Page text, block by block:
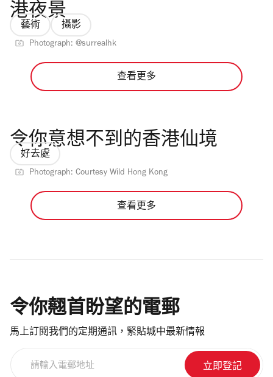
港夜景
藝術 攝影
Photograph: @surrealhk
查看更多
令你意想不到的香港仙境
好去處
Photograph: Courtesy Wild Hong Kong
查看更多
令你翹首盼望的電郵
馬上訂閱我們的定期通訊，緊貼城中最新情報